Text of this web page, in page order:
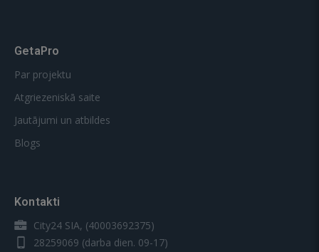
GetaPro
Par projektu
Atgriezeniskā saite
Jautājumi un atbildes
Blogs
Kontakti
City24 SIA, (40003692375)
28259069 (darba dien. 09-17)